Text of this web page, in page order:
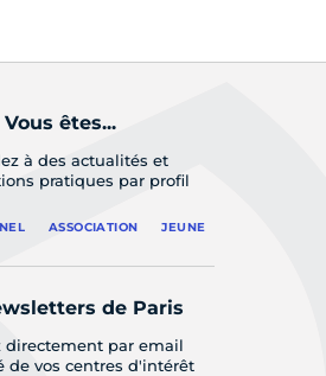
Vous êtes...
à des actualités et
pratiques par profil
ASSOCIATION JEUNE
de Paris
directement par email
de vos centres d'intérêt